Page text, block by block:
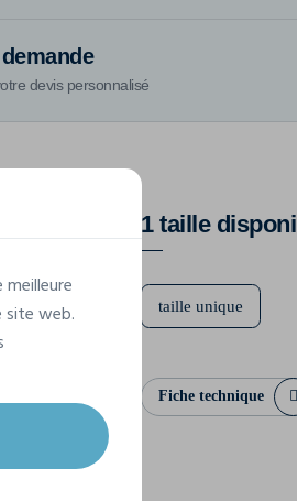
devis personnalisé
180 g/m²
38 x 42 cm
1 taille
taille unique
Fiche technique
site web.